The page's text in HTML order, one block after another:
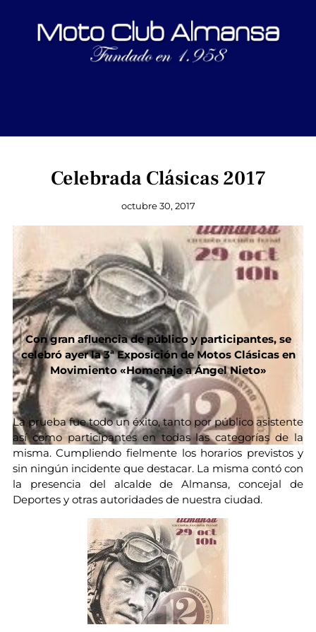
Celebrada Clásicas 2017
octubre 30, 2017
Con gran afluencia de público y participantes, se
celebró ayer la 3ª Exposición de Motos Clásicas en
Movimiento «Homenaje a Ángel Nieto»
La prueba fue todo un éxito, tanto por público asistente
así como participantes en todas las categorías de la
misma. Cumpliendo fielmente los horarios previstos y
sin ningún incidente que destacar. La misma contó con
la presencia del alcalde de Almansa, concejal de
Deportes y otras autoridades de nuestra ciudad.